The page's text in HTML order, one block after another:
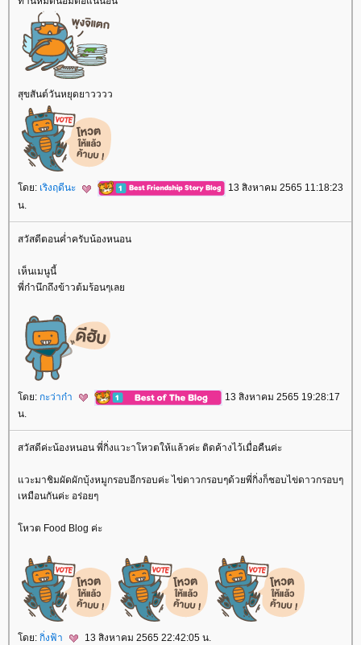
สุขสันต์วันหยุดยาวววว
ดย: เริงฤดีนะ
13 สิงหาคม 2565 11:18:23
น.
สวัสดีตอนค่ำครับน้องหนอน
เห็นเมนูนี้
พี่ก๋านึกถึงข้าวต้มร้อนๆเล
ดย: กะว่าก๋า
13 สิงหาคม 2565 19:28:17
น.
สวัสดีค่ะน้องหนอน พี่กิ่งแวะาโหวตให้แล้วค่ะ ติดค้างไว้เมื่อคืนค่ะ
วะมาชิมผัดผักบุ้งหมูกรอบอีกรอบค่ะ ไข่ดาวกรอบๆด้วยพี่กิ่งก็ชอบไข่ดาวกรอบๆ
เหมือนกันค่ะ อร่อยๆ
หวต Food Blog ค่ะ
ดย: กิ่งฟ้า 13 สิงหาคม 2565 22:42:05 น.